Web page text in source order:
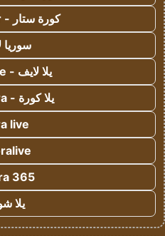
كورة ستار - kora star
سوريا
يلا لايف - yalla live
يلا كورة - yallakora
live
365
يلا